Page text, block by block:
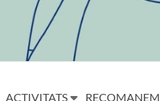
ACTIVITATS RECOMANEM